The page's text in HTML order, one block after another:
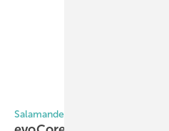
Salamander